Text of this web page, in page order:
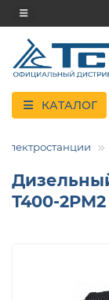
КАТАЛОГ
Электростанции
Т400-2РМ2